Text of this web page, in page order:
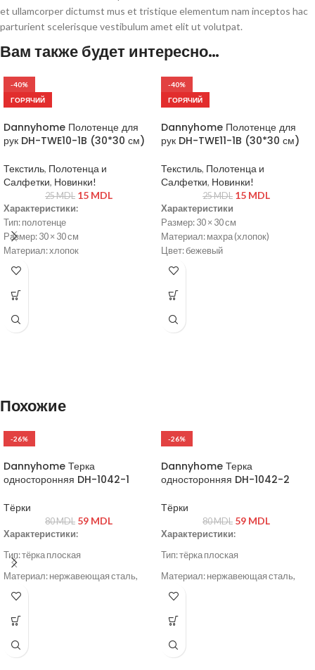
et ullamcorper dictumst mus et tristique elementum nam inceptos hac
parturient scelerisque vestibulum amet elit ut volutpat.
Вам также будет интересно…
-40%
ГОРЯЧИЙ
Dannyhome Полотенце для
рук DH-TWE10-1B (30*30 см)
Текстиль, Полотенца и
Салфетки, Новинки!
25MDL 15 MDL
Характеристики:
Тип: полотенце
Размер: 30 × 30 см
Материал: хлопок
Цвет: жёлтый
-40%
ГОРЯЧИЙ
Dannyhome Полотенце для
рук DH-TWE11-1B (30*30 см)
Текстиль, Полотенца и
Салфетки, Новинки!
25MDL 15 MDL
Характеристики
Размер: 30 × 30 см
Материал: махра (хлопок)
Цвет: бежевый
Тип: полотенце
Похожие
-26%
Dannyhome Терка
односторонняя DH-1042-1
Тёрки
80MDL 59 MDL
Характеристики:
Тип: тёрка плоская
Материал: нержавеющая сталь,
пластик
-26%
Dannyhome Терка
односторонняя DH-1042-2
Тёрки
80MDL 59 MDL
Характеристики:
Тип: тёрка плоская
Материал: нержавеющая сталь,
пластик